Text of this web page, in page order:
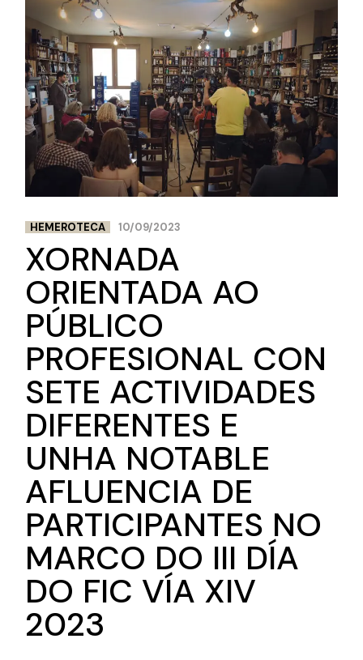
HEMEROTECA 10/09/2023
XORNADA
ORIENTADA AO
PÚBLICO
PROFESIONAL CON
SETE ACTIVIDADES
DIFERENTES E
UNHA NOTABLE
AFLUENCIA DE
PARTICIPANTES NO
MARCO DO III DÍA
DO FIC VÍA XIV
2023